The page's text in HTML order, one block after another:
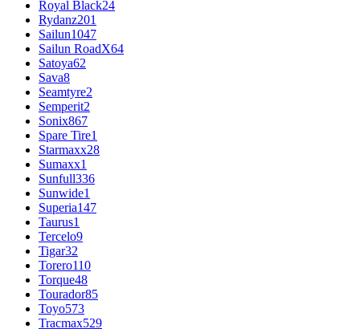
Royal Black24
Rydanz201
Sailun1047
Sailun RoadX64
Satoya62
Sava8
Seamtyre2
Semperit2
Sonix867
Spare Tire1
Starmaxx28
Sumaxx1
Sunfull336
Sunwide1
Superia147
Taurus1
Tercelo9
Tigar32
Torero110
Torque48
Tourador85
Toyo573
Tracmax529